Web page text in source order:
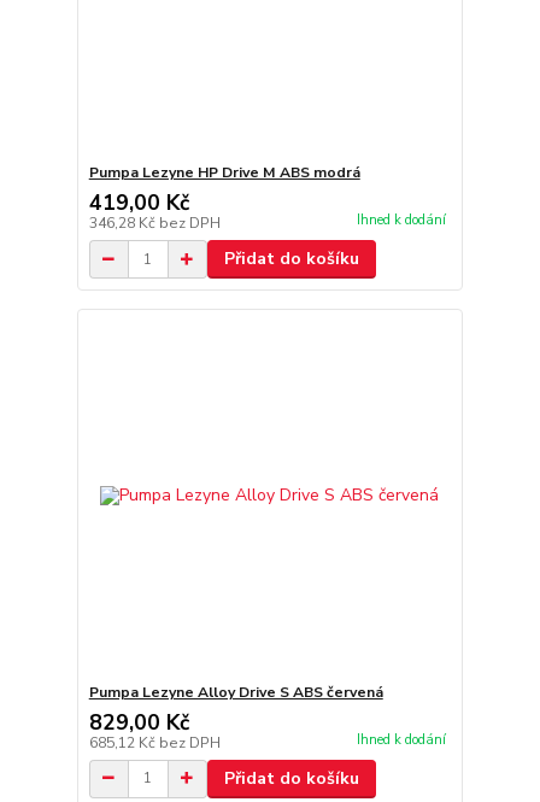
Pumpa Lezyne HP Drive M ABS modrá
419,00 Kč
346,28 Kč bez DPH Ihned k dodání
Přidat do košíku
Pumpa Lezyne Alloy Drive S ABS červená
829,00 Kč
685,12 Kč bez DPH Ihned k dodání
Přidat do košíku